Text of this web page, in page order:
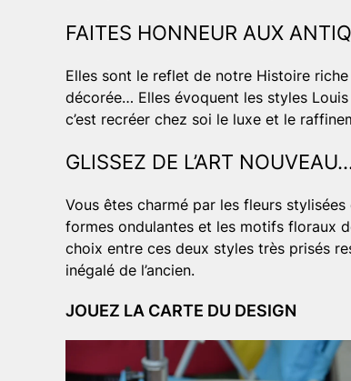
FAITES HONNEUR AUX
Elles sont le reflet de notre Histoire
décorée… Elles évoquent les styles
c’est recréer chez soi le luxe et le
GLISSEZ DE L’ART
Vous êtes charmé par les fleurs stylisées
formes ondulantes et les motifs floraux
choix entre ces deux styles très prisés
inégalé de l’ancien.
JOUEZ LA CARTE DU DESIGN